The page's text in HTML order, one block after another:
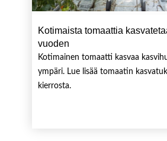
Kotimaista tomaattia
vuoden
Kotimainen tomaatti kasvaa
ympäri. Lue lisää tomaatin
kierrosta.